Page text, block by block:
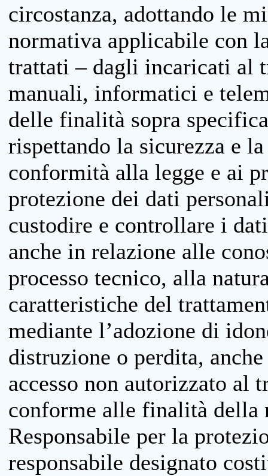
circostanza, adottando le
normativa applicabile con
trattati – dagli incaricati al
manuali, informatici e
delle finalità sopra
rispettando la sicurezza e
conformità alla legge e ai
protezione dei dati
custodire e controllare i
anche in relazione alle
processo tecnico, alla
caratteristiche del
mediante l’adozione di
distruzione o perdita,
accesso non autorizzato al
conforme alle finalità della
Responsabile per la
responsabile designato